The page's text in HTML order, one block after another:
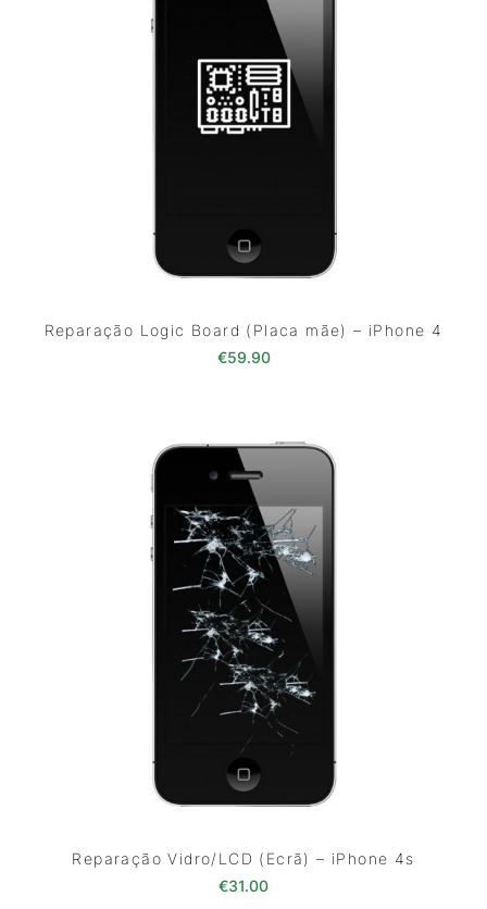
Reparação Logic Board (Placa mãe) – iPhone 4
€59.90
Reparação Vidro/LCD (Ecrã) – iPhone 4s
€31.00